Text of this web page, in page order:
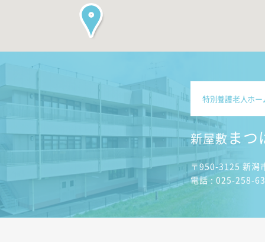
特別養護老人ホ
新屋敷 まつ
〒950-3125 新潟
電話 : 025-258-